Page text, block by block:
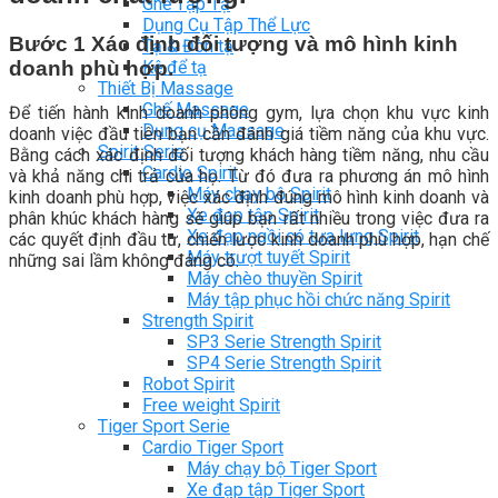
Dụng Cụ Tập Thể Lực
Tạ & Đòn tạ
Kệ để tạ
Thiết Bị Massage
Ghế Massage
Dụng cụ Massage
Spirit Serie
Cardio Spirit
Máy chạy bộ Spirit
Xe đạp tập Spirit
Xe đạp ngồi có tựa lưng Spirit
Máy trượt tuyết Spirit
Máy chèo thuyền Spirit
Máy tập phục hồi chức năng Spirit
Strength Spirit
SP3 Serie Strength Spirit
SP4 Serie Strength Spirit
Robot Spirit
Free weight Spirit
Tiger Sport Serie
Cardio Tiger Sport
Máy chạy bộ Tiger Sport
Xe đạp tập Tiger Sport
Bước 1 Xác định đối tượng và mô hình kinh
doanh phù hợp.
Để tiến hành kinh doanh phòng gym, lựa chọn khu vực kinh
doanh việc đầu tiên bạn cần đánh giá tiềm năng của khu vực.
Bằng cách xác định đối tượng khách hàng tiềm năng, nhu cầu
và khả năng chi trả của họ. Từ đó đưa ra phương án mô hình
kinh doanh phù hợp, việc xác định đúng mô hình kinh doanh và
phân khúc khách hàng sẽ giúp bạn rất nhiều trong việc đưa ra
các quyết định đầu tư, chiến lược kinh doanh phù hợp, hạn chế
những sai lầm không đáng có.